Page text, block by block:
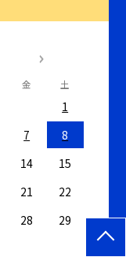
金 土
1
7
8
14
15
21
22
28
29